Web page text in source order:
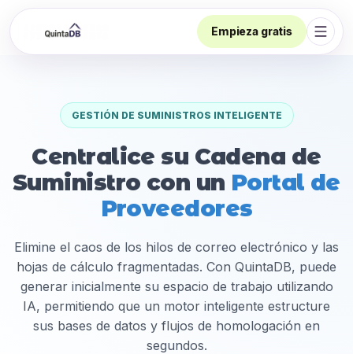
Empieza gratis
Abrir
GESTIÓN DE SUMINISTROS INTELIGENTE
Centralice su Cadena de
Suministro con un Portal de
Proveedores
Elimine el caos de los hilos de correo electrónico y las
hojas de cálculo fragmentadas. Con QuintaDB, puede
generar inicialmente su espacio de trabajo utilizando
IA, permitiendo que un motor inteligente estructure
sus bases de datos y flujos de homologación en
segundos.